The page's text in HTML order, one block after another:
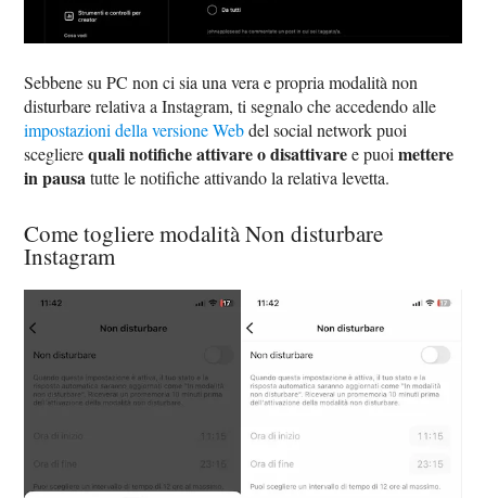
Sebbene su PC non ci sia una vera e propria modalità non
disturbare relativa a Instagram, ti segnalo che accedendo alle
impostazioni della versione Webdel social network puoi
sceglierequali notifiche attivare o disattivaree puoimettere
in pausatutte le notifiche attivando la relativa levetta.
Come togliere modalità Non disturbare
Instagram